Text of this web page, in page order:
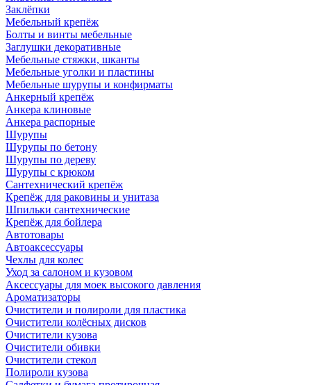
Заклёпки
Мебельный крепёж
Болты и винты мебельные
Заглушки декоративные
Мебельные стяжки, шканты
Мебельные уголки и пластины
Мебельные шурупы и конфирматы
Анкерный крепёж
Анкера клиновые
Анкера распорные
Шурупы
Шурупы по бетону
Шурупы по дереву
Шурупы с крюком
Сантехнический крепёж
Крепёж для раковины и унитаза
Шпильки сантехнические
Крепёж для бойлера
Автотовары
Автоаксессуары
Чехлы для колес
Уход за салоном и кузовом
Аксессуары для моек высокого давления
Ароматизаторы
Очистители и полироли для пластика
Очистители колёсных дисков
Очистители кузова
Очистители обивки
Очистители стекол
Полироли кузова